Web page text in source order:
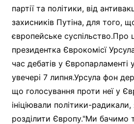
партії та політики, від
захисників Путіна, для того,
європейське суспільство.Про
президентка Єврокомісї
час дебатів у Європарламенті
увечері 7 липня.Урсула фон
що голосування проти неї у
ініціювали політики-радикали,
розділити Європу."Ми бачимо